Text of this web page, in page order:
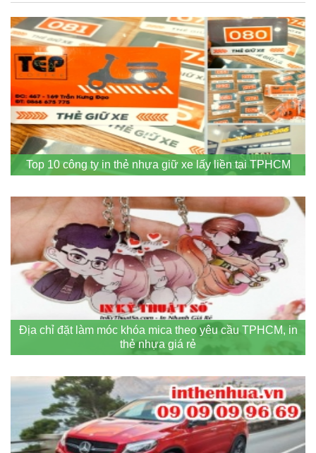
Top 10 công ty in thẻ nhựa giữ xe lấy liền tại TPHCM
Địa chỉ đặt làm móc khóa mica theo yêu cầu TPHCM, in
thẻ nhựa giá rẻ